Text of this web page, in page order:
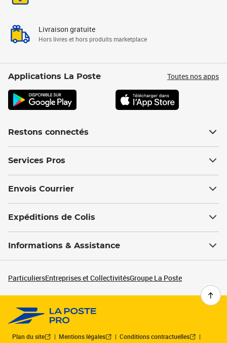
Livraison gratuite
Hors livres et hors produits marketplace
Applications La Poste Toutes nos apps
Restons connectés
Services Pros
Envois Courrier
Expéditions de Colis
Informations & Assistance
ParticuliersEntreprises et CollectivitésGroupe La Poste
Plan du site Mentions légales
Conditions contractuelles